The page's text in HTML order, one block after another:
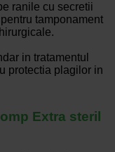
ranile cu secretii
tamponament
in tratamentul
protectia plagilor in
Extra steril